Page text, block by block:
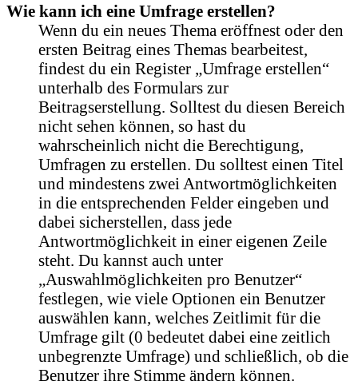
Wie kann ich eine Umfrage erstellen?
Wenn du ein neues Thema eröffnest oder den
ersten Beitrag eines Themas bearbeitest,
findest du ein Register „Umfrage erstellen“
unterhalb des Formulars zur
Beitragserstellung. Solltest du diesen Bereich
nicht sehen können, so hast du
wahrscheinlich nicht die Berechtigung,
Umfragen zu erstellen. Du solltest einen Titel
und mindestens zwei Antwortmöglichkeiten
in die entsprechenden Felder eingeben und
dabei sicherstellen, dass jede
Antwortmöglichkeit in einer eigenen Zeile
steht. Du kannst auch unter
„Auswahlmöglichkeiten pro Benutzer“
festlegen, wie viele Optionen ein Benutzer
auswählen kann, welches Zeitlimit für die
Umfrage gilt (0 bedeutet dabei eine zeitlich
unbegrenzte Umfrage) und schließlich, ob die
Benutzer ihre Stimme ändern können.